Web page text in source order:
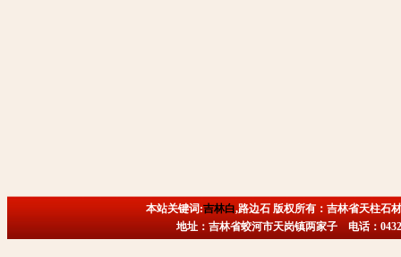
本站关键词:吉林白,路边石 版权所有：吉林省天柱石
地址：吉林省蛟河市天岗镇两家子 电话：